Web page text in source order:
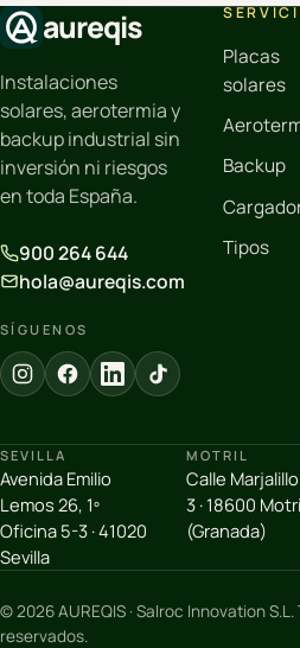
aureqis
Instalaciones
solares, aerotermia y
backup industrial sin
inversión ni riesgos
en toda España.
900 264 644
hola@aureqis.com
SÍGUENOS
Placas
solares
Backup
Tipos
SEVILLA
Avenida Emilio
Lemos 26, 1º
Oficina 5-3 · 41020
Sevilla
MOTRIL
Calle
3 · 18600
(Granada)
© 2026 AUREQIS · Salroc Innovation
reservados.